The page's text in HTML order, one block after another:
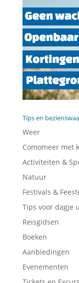
Tips en
Weer
Comomeer met
Activiteiten &
Natuur
Festivals &
Tips voor dagje
Reisgidsen
Boeken
Aanbiedingen
Evenementen